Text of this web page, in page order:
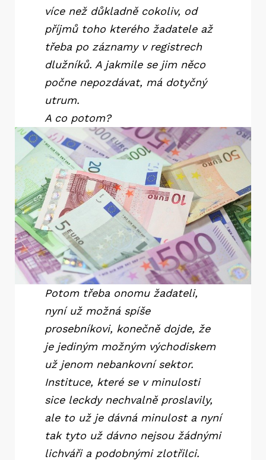
více než důkladně cokoliv, od
příjmů toho kterého žadatele až
třeba po záznamy v registrech
dlužníků. A jakmile se jim něco
počne nepozdávat, má dotyčný
utrum.
A co potom?
Potom třeba onomu žadateli,
nyní už možná spíše
prosebníkovi, konečně dojde, že
je jediným možným východiskem
už jenom nebankovní sektor.
Instituce, které se v minulosti
sice leckdy nechvalně proslavily,
ale to už je dávná minulost a nyní
tak tyto už dávno nejsou žádnými
lichváři a podobnými zlotřilci.